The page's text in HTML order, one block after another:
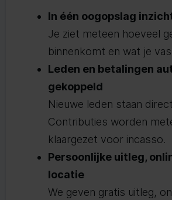
In één oogopslag
Je ziet meteen hoeveel
binnenkomt en wat je
Leden en betalingen
gekoppeld
Nieuwe leden staan
Contributies worden
klaargezet voor incasso.
Persoonlijke uitleg,
locatie
We geven gratis uitleg,